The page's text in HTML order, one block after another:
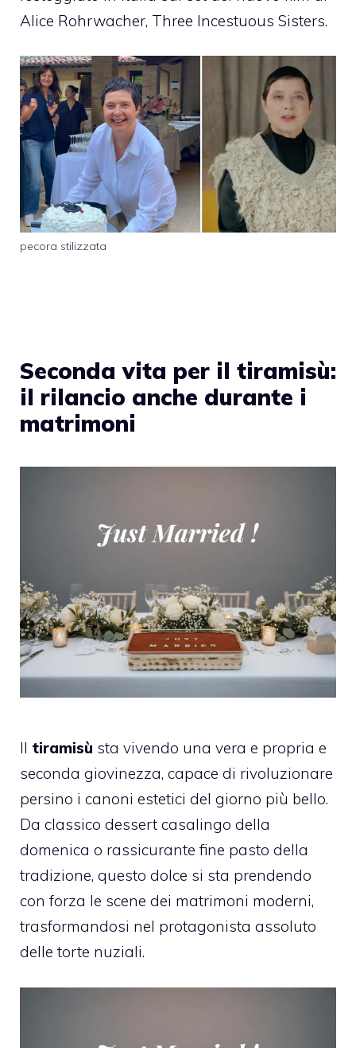
Alice Rohrwacher, Three Incestuous Sisters.
pecora stilizzata
Seconda vita per il tiramisù:
il rilancio anche durante i
matrimoni
Il tiramisù sta vivendo una vera e propria e
seconda giovinezza, capace di rivoluzionare
persino i canoni estetici del giorno più bello.
Da classico dessert casalingo della
domenica o rassicurante fine pasto della
tradizione, questo dolce si sta prendendo
con forza le scene dei matrimoni moderni,
trasformandosi nel protagonista assoluto
delle torte nuziali.